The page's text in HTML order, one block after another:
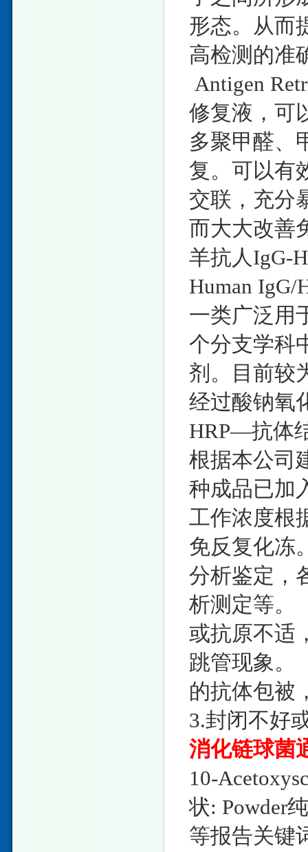
形态。从而
高检测的准
Antigen
修复液，可
多聚甲醛、
复。可以有
交联，充分
而大大改
羊抗人
Human
一类广泛用
个分支学科
剂。目前较
经过酸钠氧
HRP—抗体
根据本公司
种成品已加
工作浓度根
免反复化
分析鉴定，
析测定等
或抗原不适
跳管现象。
的抗体包
3.封闭不好
消化链球菌
10-
状: Powder
等报告关键